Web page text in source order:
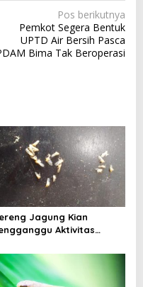
Pos berikutnya
Pemkot Segera Bentuk
UPTD Air Bersih Pasca
Bima Tak Beroperasi
Jagung Kian
Aktivitas
Solusi?